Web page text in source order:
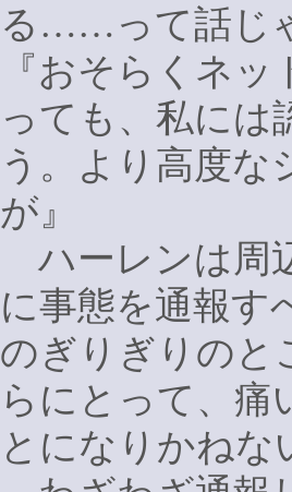
る …… って話じ
『おそらくネ
っても、私には
う。より高度な
が』
ハーレンは周
に事態を通報す
のぎりぎりのと
らにとって、痛
とになりかねな